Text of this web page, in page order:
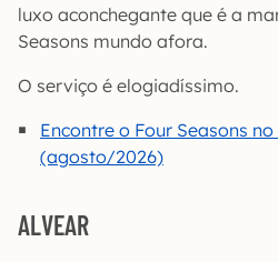
luxo aconchegante que é a
Seasons mundo afora.
O serviço é elogiadíssimo.
Encontre o Four Seasons
(agosto/2026)
ALVEAR